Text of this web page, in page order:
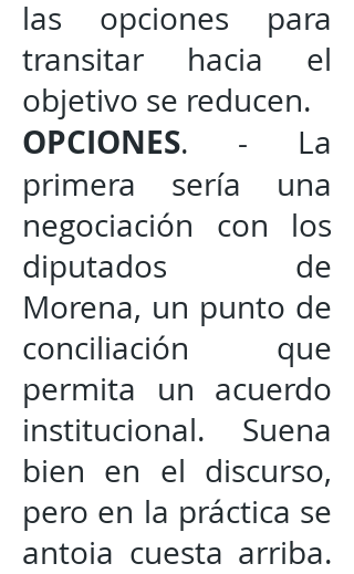
las opciones para
transitar hacia el
objetivo se reducen.
OPCIONES. - La
primera sería una
negociación con los
diputados de
Morena, un punto de
conciliación que
permita un acuerdo
institucional. Suena
bien en el discurso,
pero en la práctica se
antoja cuesta arriba.